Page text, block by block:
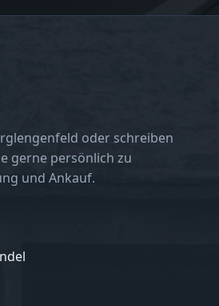
oder schreiben
gerne persönlich zu
und Ankauf.